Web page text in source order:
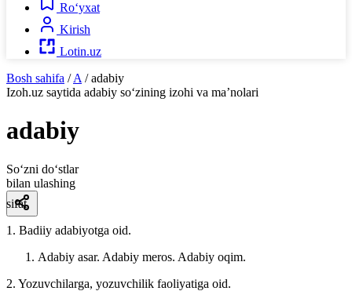
Ro‘yxat
Kirish
Lotin.uz
Bosh sahifa / A / adabiy
Izoh.uz saytida adabiy so‘zining izohi va ma’nolari
adabiy
So‘zni do‘stlar
bilan ulashing
sifat
1. Badiiy adabiyotga oid.
Adabiy asar. Adabiy meros. Adabiy oqim.
2. Yozuvchilarga, yozuvchilik faoliyatiga oid.